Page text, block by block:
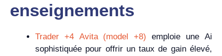
enseignements
Trader +4 Avita (model +8) emploie une Ai
sophistiquée pour offrir un taux de gain élevé,